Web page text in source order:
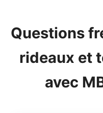
Questions
rideaux et
avec